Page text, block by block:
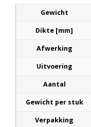
Gewicht
Dikte [mm]
Afwerking
Uitvoering
Aantal
Gewicht per stuk
Verpakking